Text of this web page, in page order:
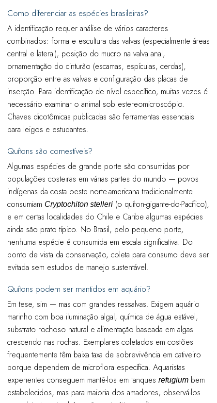
Como diferenciar as espécies brasileiras?
A identificação requer análise de vários caracteres
combinados: forma e escultura das valvas (especialmente áreas
central e lateral), posição do mucro na valva anal,
ornamentação do cinturão (escamas, espículas, cerdas),
proporção entre as valvas e configuração das placas de
inserção. Para identificação de nível específico, muitas vezes é
necessário examinar o animal sob estereomicroscópio.
Chaves dicotômicas publicadas são ferramentas essenciais
para leigos e estudantes.
Quítons são comestíveis?
Algumas espécies de grande porte são consumidas por
populações costeiras em várias partes do mundo — povos
indígenas da costa oeste norte-americana tradicionalmente
consumiam Cryptochiton stelleri (o quíton-gigante-do-Pacífico),
e em certas localidades do Chile e Caribe algumas espécies
ainda são prato típico. No Brasil, pelo pequeno porte,
nenhuma espécie é consumida em escala significativa. Do
ponto de vista da conservação, coleta para consumo deve ser
evitada sem estudos de manejo sustentável.
Quítons podem ser mantidos em aquário?
Em tese, sim — mas com grandes ressalvas. Exigem aquário
marinho com boa iluminação algal, química de água estável,
substrato rochoso natural e alimentação baseada em algas
crescendo nas rochas. Exemplares coletados em costões
frequentemente têm baixa taxa de sobrevivência em cativeiro
porque dependem de microflora específica. Aquaristas
experientes conseguem mantê-los em tanques refugium bem
estabelecidos, mas para maioria dos amadores, observá-los